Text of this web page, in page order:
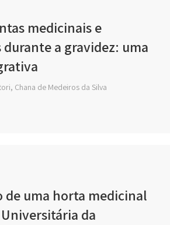
medicinais e
a gravidez: uma
Chana de Medeiros da Silva
de uma horta medicinal
da